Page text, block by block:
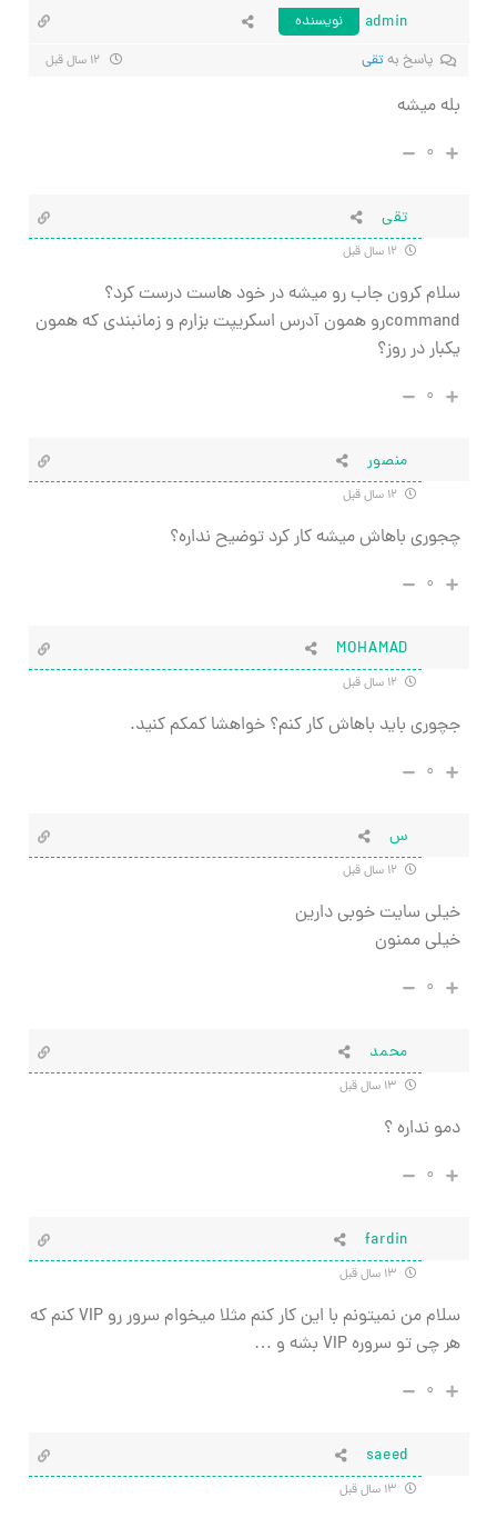
admin
نویسنده
پاسخ به تقی
بله میشه
۰
تقی
سلام کرون جاب رو میشه در خود هاست درست کرد؟
commandرو همون آدرس اسکریپت بزارم و زمانبندی که همون
یکبار در روز؟
۰
منصور
چجوری باهاش میشه کار کرد توضیح نداره؟
۰
MOHAMAD
جچوری باید باهاش کار کنم؟ خواهشا کمکم کنید.
۰
س
خیلی سایت خوبی دارین
خیلی ممنون
۰
محمد
دمو نداره ؟
۰
fardin
سلام من نمیتونم با این کار کنم مثلا میخوام سرور رو VIP کنم که
هر چی تو سروره VIP بشه و …
۰
saeed